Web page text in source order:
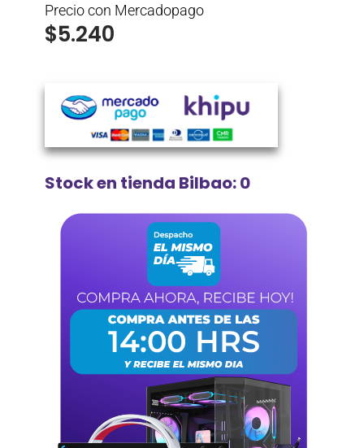
Precio con Mercadopago
$5.240
Stock en tienda Bilbao: 0